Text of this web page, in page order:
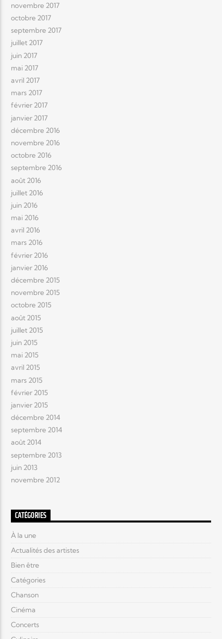
novembre 2017
octobre 2017
septembre 2017
juillet 2017
juin 2017
mai 2017
avril 2017
mars 2017
février 2017
janvier 2017
décembre 2016
novembre 2016
octobre 2016
septembre 2016
août 2016
juillet 2016
juin 2016
mai 2016
avril 2016
mars 2016
février 2016
janvier 2016
décembre 2015
novembre 2015
octobre 2015
août 2015
juillet 2015
juin 2015
mai 2015
avril 2015
mars 2015
février 2015
janvier 2015
décembre 2014
septembre 2014
août 2014
septembre 2013
juin 2013
novembre 2012
CATÉGORIES
À la une
Actualités des artistes
Bien être
Catégories
Chanson
Cinéma
Concerts